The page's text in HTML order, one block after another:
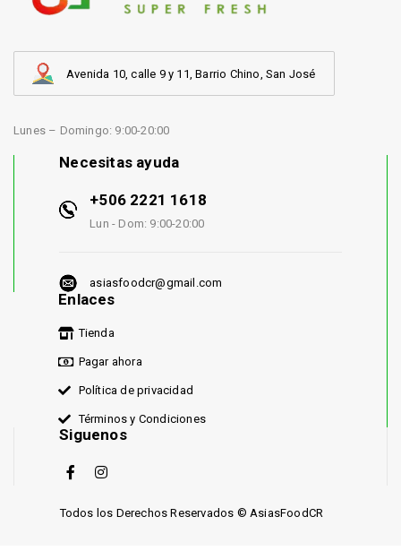
Avenida 10, calle 9 y 11, Barrio Chino, San José
Lunes – Domingo: 9:00-20:00
Necesitas ayuda
+506 2221 1618
Lun - Dom: 9:00-20:00
asiasfoodcr@gmail.com
Enlaces
Tienda
Pagar ahora
Política de privacidad
Términos y Condiciones
Siguenos
Todos los Derechos Reservados © AsiasFoodCR